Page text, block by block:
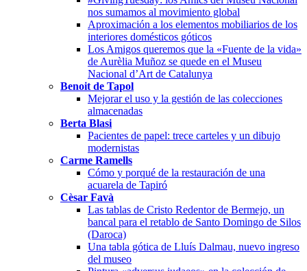
nos sumamos al movimiento global
Aproximación a los elementos mobiliarios de los
interiores domésticos góticos
Los Amigos queremos que la «Fuente de la vida»
de Aurèlia Muñoz se quede en el Museu
Nacional d’Art de Catalunya
Benoit de Tapol
Mejorar el uso y la gestión de las colecciones
almacenadas
Berta Blasi
Pacientes de papel: trece carteles y un dibujo
modernistas
Carme Ramells
Cómo y porqué de la restauración de una
acuarela de Tapiró
Cèsar Favà
Las tablas de Cristo Redentor de Bermejo, un
bancal para el retablo de Santo Domingo de Silos
(Daroca)
Una tabla gótica de Lluís Dalmau, nuevo ingreso
del museo